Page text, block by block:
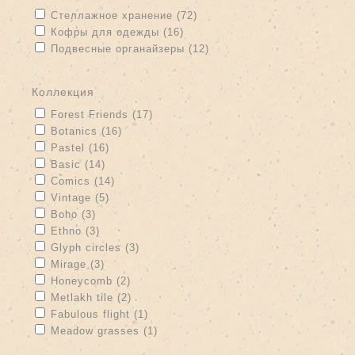
Apply Стеллажное хранение filter
Стеллажное хранение (72) Apply Стеллажное хранение
Apply Кофры для одежды filter
Кофры для одежды (16) Apply Кофры для одежды filter
Apply Подвесные органайзеры filter
Подвесные органайзеры (12)
Apply Подвесные органайзеры filter
коллекция
Apply Forest Friends filter
Forest Friends (17) Apply Forest Friends filter
Apply Botanics filter
Botanics (16) Apply Botanics filter
Apply Pastel filter
Pastel (16)
Apply Basic filter
Basic (14) Apply Basic filter
Apply Comics filter
Comics (14) Apply Comics filter
Apply Vintage filter
Vintage (5) Apply Vintage filter
Apply Boho filter
Boho (3)
Apply Ethno filter
Ethno (3) Apply Ethno filter
Apply Glyph circles filter
Glyph circles (3) Apply Glyph circles filter
Apply Mirage filter
Mirage (3)
Apply Honeycomb filter
Honeycomb (2) Apply Honeycomb filter
Apply Metlakh tile filter
Metlakh tile (2) Apply Metlakh tile filter
Apply Fabulous flight filter
Fabulous flight (1) Apply Fabulous flight filter
Apply Meadow grasses filter
Meadow grasses (1) Apply Meadow grasses filter